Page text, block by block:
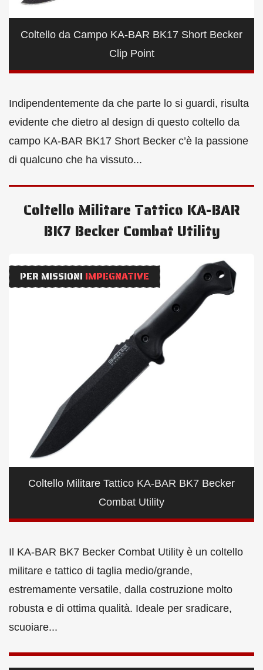
Coltello da Campo KA-BAR BK17 Short Becker
Clip Point
Indipendentemente da che parte lo si guardi, risulta
evidente che dietro al design di questo coltello da
campo KA-BAR BK17 Short Becker c’è la passione
di qualcuno che ha vissuto...
Coltello Militare Tattico KA-BAR
BK7 Becker Combat Utility
PER MISSIONI IMPEGNATIVE
Coltello Militare Tattico KA-BAR BK7 Becker
Combat Utility
Il KA-BAR BK7 Becker Combat Utility è un coltello
militare e tattico di taglia medio/grande,
estremamente versatile, dalla costruzione molto
robusta e di ottima qualità. Ideale per sradicare,
scuoiare...